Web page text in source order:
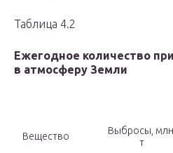
Таблица 4.2
Ежегодное количество
в атмосферу Земли
Вещество
Выбросы,
т